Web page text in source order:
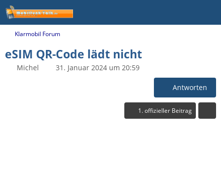
Klarmobil Forum
eSIM QR-Code lädt nicht
Michel 31. Januar 2024 um 20:59
Antworten
1. offizieller Beitrag